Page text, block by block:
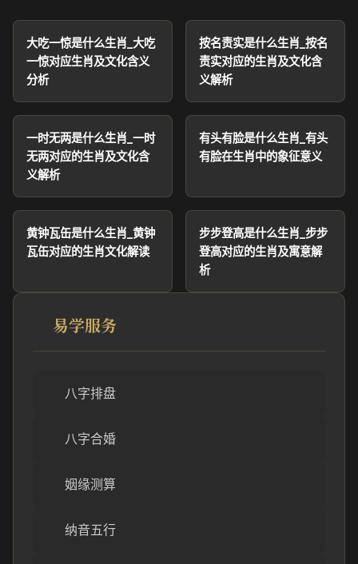
大吃一惊是什么生肖_大吃
一惊对应生肖及文化含义
分析
按名责实是什么生肖_按名
责实对应的生肖及文化含
义解析
一时无两是什么生肖_一时
无两对应的生肖及文化含
义解析
有头有脸是什么生肖_有头
有脸在生肖中的象征意义
黄钟瓦缶是什么生肖_黄钟
瓦缶对应的生肖文化解读
步步登高是什么生肖_步步
登高对应的生肖及寓意解
析
易学服务
八字排盘
八字合婚
姻缘测算
纳音五行